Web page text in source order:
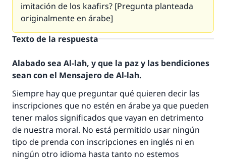
imitación de los kaafirs? [Pregunta planteada
originalmente en árabe]
Texto de la respuesta
Alabado sea Al-lah, y que la paz y las bendiciones
sean con el Mensajero de Al-lah.
Siempre hay que preguntar qué quieren decir las
inscripciones que no estén en árabe ya que pueden
tener malos significados que vayan en detrimento
de nuestra moral. No está permitido usar ningún
tipo de prenda con inscripciones en inglés ni en
ningún otro idioma hasta tanto no estemos
La respuesta no. 110845 salvó un